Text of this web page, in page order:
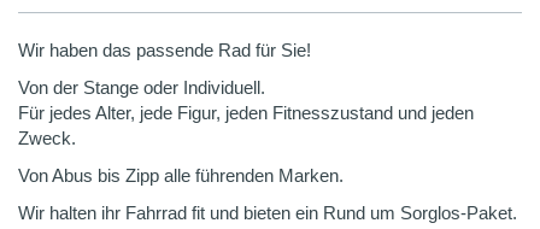
Wir haben das passende Rad für Sie!
Von der Stange oder Individuell.
Für jedes Alter, jede Figur, jeden Fitnesszustand und jeden
Zweck.
Von Abus bis Zipp alle führenden Marken.
Wir halten ihr Fahrrad fit und bieten ein Rund um Sorglos-Paket.